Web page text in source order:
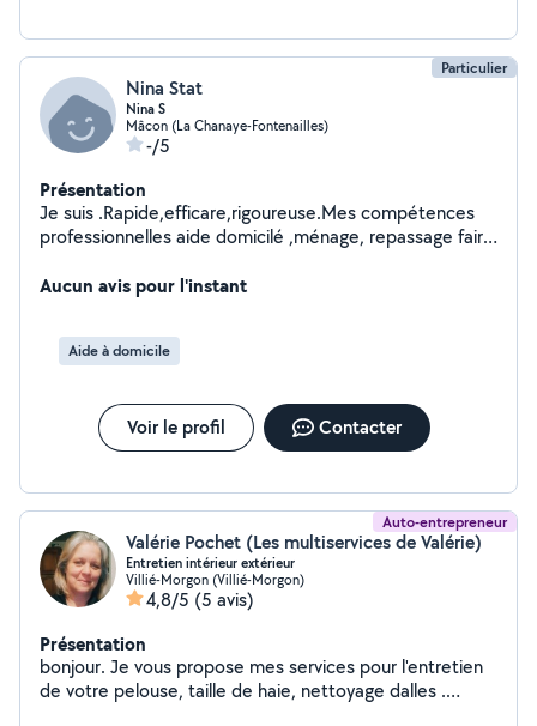
Particulier
Nina Stat
Nina S
Mâcon (La Chanaye-Fontenailles)
-/5
Présentation
Je suis .Rapide,efficare,rigoureuse.Mes compétences
professionnelles aide domicilé ,ménage, repassage faire
Aucun avis pour l'instant
Aide à domicile
Voir le profil Contacter
Auto-entrepreneur
Valérie Pochet (Les multiservices de Valérie)
Entretien intérieur extérieur
Villié-Morgon (Villié-Morgon)
4,8/5 (5 avis)
Présentation
bonjour. Je vous propose mes services pour l'entretien
de votre pelouse, taille de haie, nettoyage dalles .